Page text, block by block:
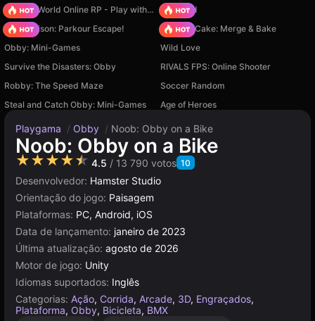
Sprunki World Online RP - Play with Friends!
TB World
Barry Prison: Parkour Escape!
Piece of Cake: Merge & Bake
Obby: Mini-Games
Wild Love
Survive the Disasters: Obby
RIVALS FPS: Online Shooter
Robby: The Speed Maze
Soccer Random
Steal and Catch Obby: Mini-Games
Age of Heroes
Playgama / Obby / Noob: Obby on a Bike
Noob: Obby on a Bike
★★★★★ 4.5 / 13 790 votos 10
Desenvolvedor: Hamster Studio
Orientação do jogo: Paisagem
Plataformas: PC, Android, iOS
Data de lançamento: janeiro de 2023
Última atualização: agosto de 2026
Motor de jogo: Unity
Idiomas suportados: Inglês
Categorias: Ação, Corrida, Arcade, 3D, Engraçados,
Plataforma, Obby, Bicicleta, BMX